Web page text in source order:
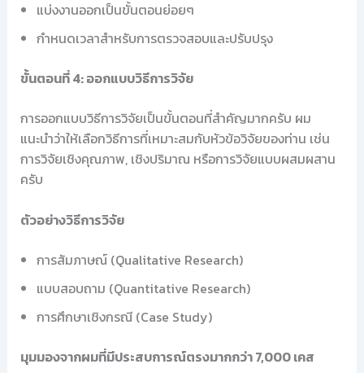
แบ่งงานออกเป็นขั้นตอนย่อยๆ
กำหนดเวลาสำหรับการตรวจสอบและปรับปรุง
ขั้นตอนที่ 4: ออกแบบวิธีการวิจัย
การออกแบบวิธีการวิจัยเป็นขั้นตอนที่สำคัญมากครับ ผม
แนะนำว่าให้เลือกวิธีการที่เหมาะสมกับหัวข้อวิจัยของท่าน เช่น
การวิจัยเชิงคุณภาพ, เชิงปริมาณ หรือการวิจัยแบบผสมผสาน
ครับ
ตัวอย่างวิธีการวิจัย
การสัมภาษณ์ (Qualitative Research)
แบบสอบถาม (Quantitative Research)
การศึกษาเชิงกรณี (Case Study)
มุมมองจากผมที่มีประสบการณ์ตรงมากกว่า 7,000 เคส